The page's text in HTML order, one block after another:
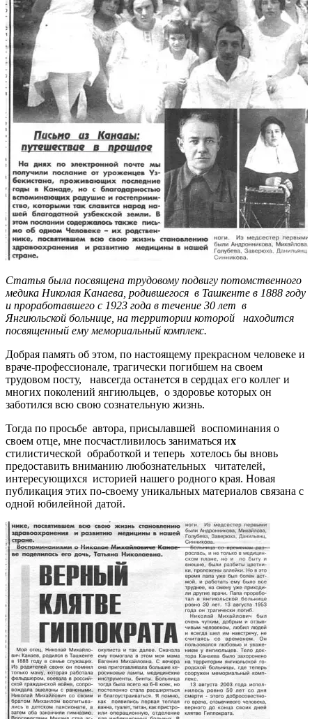
Статья была посвящена трудовому подвигу потомственного
медика Николая Канаева, родившегося в Ташкенте в 1888 году
и проработавшего с 1923 года в течение 30 лет в
Янгиюльской больнице, на территории которой находится
посвященный ему мемориальный комплекс.
Добрая память об этом, по настоящему прекрасном человеке и
враче-профессионале, трагически погибшем на своем
трудовом посту, навсегда останется в сердцах его коллег и
многих поколений янгиюльцев, о здоровье которых он
заботился всю свою сознательную жизнь.
Тогда по просьбе автора, присылавшей воспоминания о
своем отце, мне посчастливилось заниматься их
стилистической обработкой и теперь хотелось бы вновь
предоставить вниманию любознательных читателей,
интересующихся историей нашего родного края. Новая
публикация этих по-своему уникальных материалов связана с
одной юбилейной датой.